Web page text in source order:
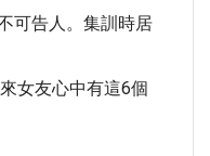
可告人。集訓時居
女友心中有這6個